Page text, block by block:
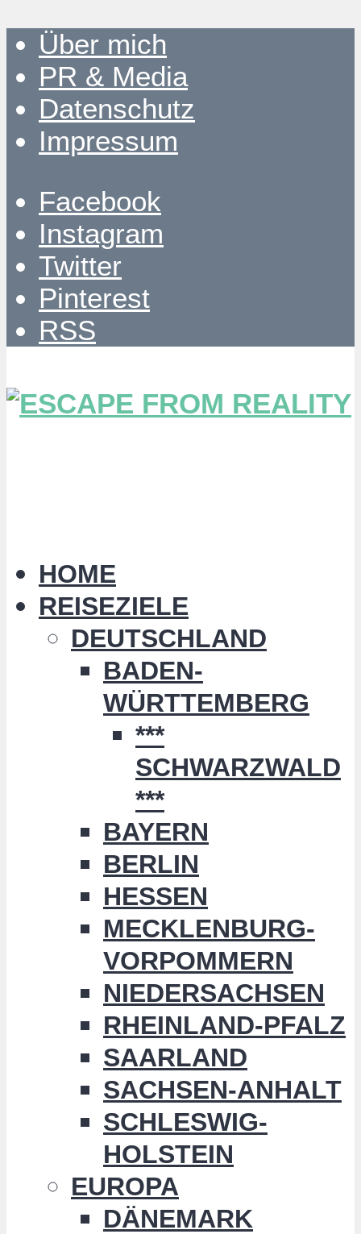
Über mich
PR & Media
Datenschutz
Impressum
Facebook
Instagram
Twitter
Pinterest
RSS
HOME
REISEZIELE
DEUTSCHLAND
BADEN-
WÜRTTEMBERG
***
SCHWARZWALD
***
BAYERN
BERLIN
HESSEN
MECKLENBURG-
VORPOMMERN
NIEDERSACHSEN
RHEINLAND-PFALZ
SAARLAND
SACHSEN-ANHALT
SCHLESWIG-
HOLSTEIN
EUROPA
DÄNEMARK